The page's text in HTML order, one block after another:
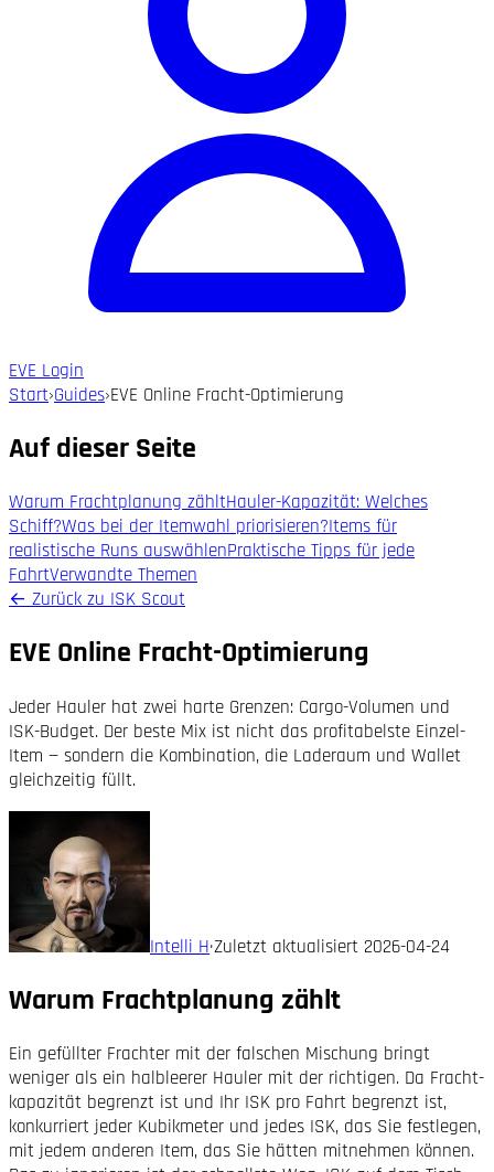
EVE Login
Start›Guides›EVE Online Fracht-Optimierung
Auf dieser Seite
Warum Frachtplanung zähltHauler-Kapazität: Welches
Schiff?Was bei der Itemwahl priorisieren?Items für
realistische Runs auswählenPraktische Tipps für jede
FahrtVerwandte Themen
← Zurück zu ISK Scout
EVE Online Fracht-Optimierung
Jeder Hauler hat zwei harte Grenzen: Cargo-Volumen und
ISK-Budget. Der beste Mix ist nicht das profitabelste Einzel-
Item — sondern die Kombination, die Laderaum und Wallet
gleichzeitig füllt.
Intelli H·Zuletzt aktualisiert 2026-04-24
Warum Frachtplanung zählt
Ein gefüllter Frachter mit der falschen Mischung bringt
weniger als ein halb­leerer Hauler mit der richtigen. Da Fracht­
kapazität begrenzt ist und Ihr ISK pro Fahrt begrenzt ist,
konkurriert jeder Kubikmeter und jedes ISK, das Sie festlegen,
mit jedem anderen Item, das Sie hätten mitnehmen können.